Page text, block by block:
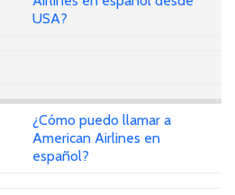
USA?
¿Cómo puedo llamar a
American Airlines en
español?